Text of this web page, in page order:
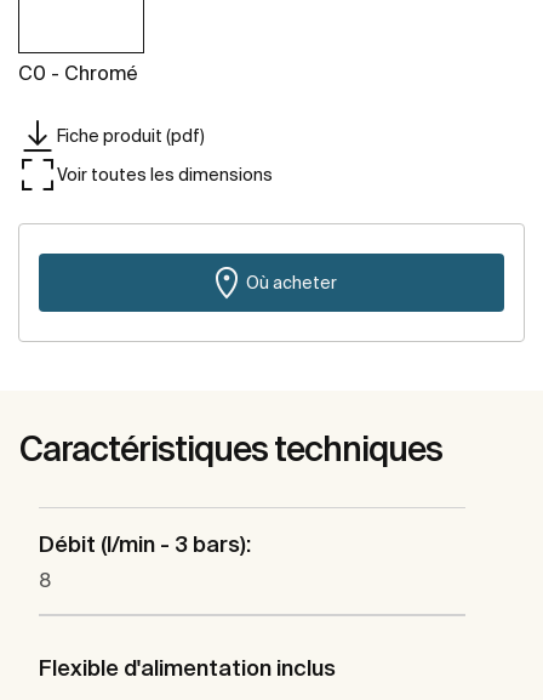
C0 - Chromé
Fiche produit (pdf)
Voir toutes les dimensions
Où acheter
Caractéristiques techniques
Débit (l/min - 3 bars):
8
Flexible d'alimentation inclus